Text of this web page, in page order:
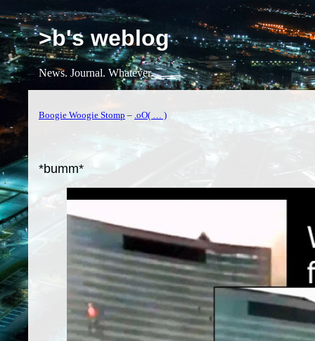
>b's weblog
News. Journal. Whatever.
Boogie Woogie Stomp – .oO( … )
*bumm*